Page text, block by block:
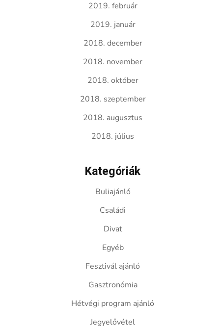
2019. február
2019. január
2018. december
2018. november
2018. október
2018. szeptember
2018. augusztus
2018. július
Kategóriák
Buliajánló
Családi
Divat
Egyéb
Fesztivál ajánló
Gasztronómia
Hétvégi program ajánló
Jegyelővétel